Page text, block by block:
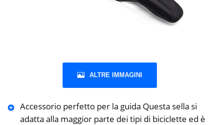
ALTRE IMMAGINI
Accessorio perfetto per la guida Questa sella si
adatta alla maggior parte dei tipi di biciclette ed è